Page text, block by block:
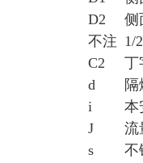
D2
侧
不注 1/
C2
丁
d
隔
i
本
J
流
s
不